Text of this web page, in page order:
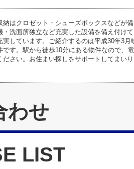
納はクロゼット・シューズボックスなどが
・洗面所独立など充実した設備を備え付け
実しています。ご紹介するのは平成30年3
です。駅から徒歩10分にある物件なので、
ださい。お住まい探しをサポートしてまい
わせ
LIST